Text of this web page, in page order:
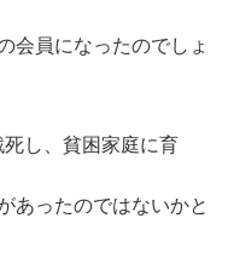
会員になったのでしょ
し、貧困家庭に育
あったのではないかと